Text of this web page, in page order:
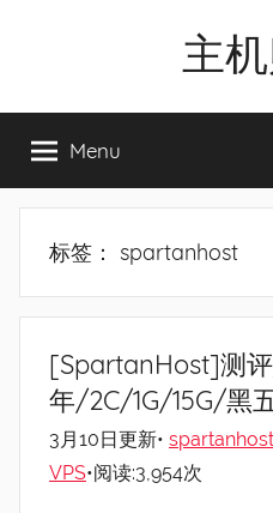
主
工|BandwagonHost
VPS|Vps|
主
荐
Menu
标签： spartanhost
[SpartanHost]测
年/2C/1G/15G/黑
3月10日更新• spartanhost
VPS•阅读:3,954次